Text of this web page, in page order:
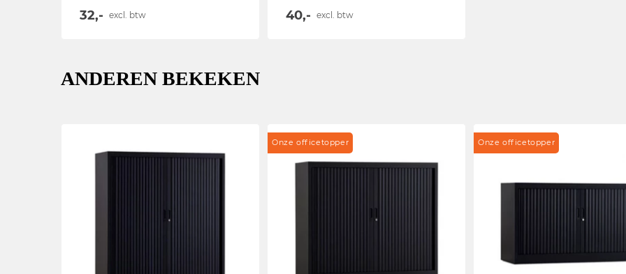
32,- excl. btw 40,- excl. btw
ANDEREN BEKEKEN
Onze officetopper Onze officetopper